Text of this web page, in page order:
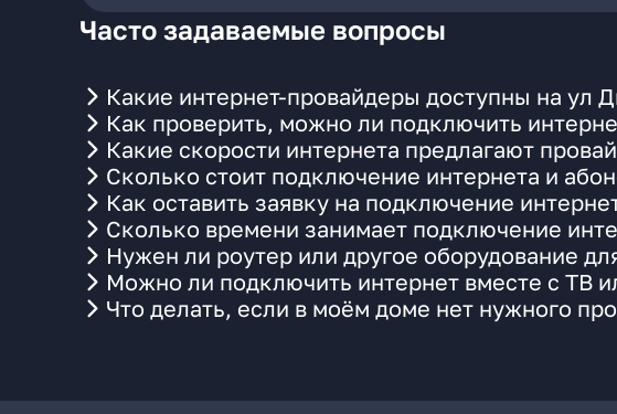
Часто задаваемые вопросы
Какие интернет-провайдеры доступны на ул
Как проверить, можно ли подключить
Какие скорости интернета предлагают
Сколько стоит подключение интернета и
Как оставить заявку на подключение
Сколько времени занимает подключение
Нужен ли роутер или другое оборудование
Можно ли подключить интернет вместе с ТВ
Что делать, если в моём доме нет нужного